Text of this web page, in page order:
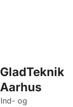
GladTeknik
Aarhus
Ind- og